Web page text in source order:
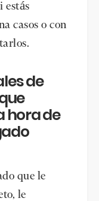
estás
casos o con
de
hora de
que le
le